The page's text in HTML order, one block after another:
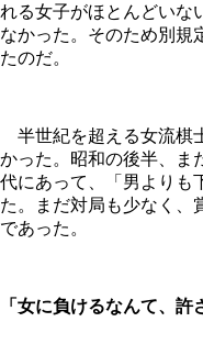
れる女子がほとんどいな
なかった。そのため別規
たのだ。
半世紀を超える女流棋
かった。昭和の後半、ま
代にあって、「男よりも
た。まだ対局も少なく、
であった。
「女に負けるなんて、許